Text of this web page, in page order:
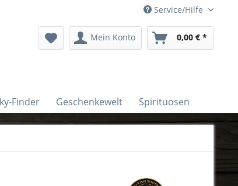
Service/Hilfe
Mein Konto 0,00 € *
Finder Geschenkewelt Spirituosen